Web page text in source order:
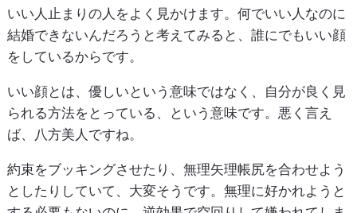
いい人止まりの人をよく見かけます。何でいい人なのに
結婚できないんだろうと考えてみると、誰にでもいい顔
をしているからです。
いい顔とは、優しいという意味ではなく、自分が良く見
られる方法をとっている、という意味です。悪く言え
ば、八方美人ですね。
約束をブッキングさせたり、無理矢理帳尻を合わせよう
としたりしていて、大変そうです。無理に好かれようと